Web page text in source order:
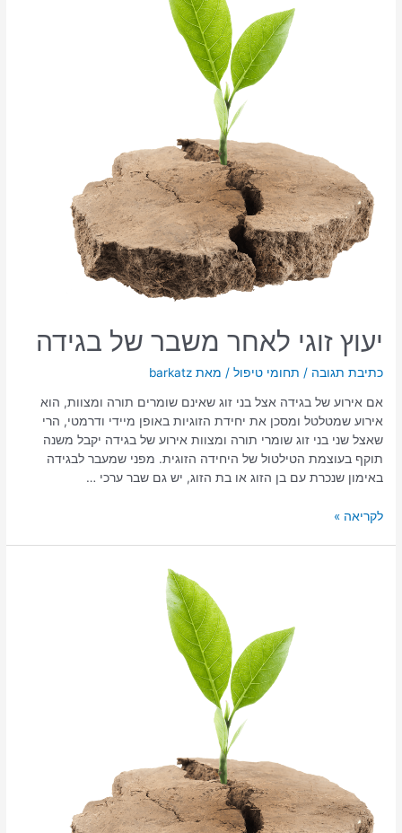
יעוץ זוגי לאחר משבר של בגידה
כתיבת תגובה / תחומי טיפול / מאתbarkatz
אם אירוע של בגידה אצל בני זוג שאינם שומרים תורה ומצוות, הוא
אירוע שמטלטל ומסכן את יחידת הזוגיות באופן מיידי ודרמטי, הרי
שאצל שני בני זוג שומרי תורה ומצוות אירוע של בגידה יקבל משנה
תוקף בעוצמת הטילטול של היחידה הזוגית. מפני שמעבר לבגידה
באימון שנכרת עם בן הזוג או בת הזוג, יש גם שבר ערכי …
לקריאה »